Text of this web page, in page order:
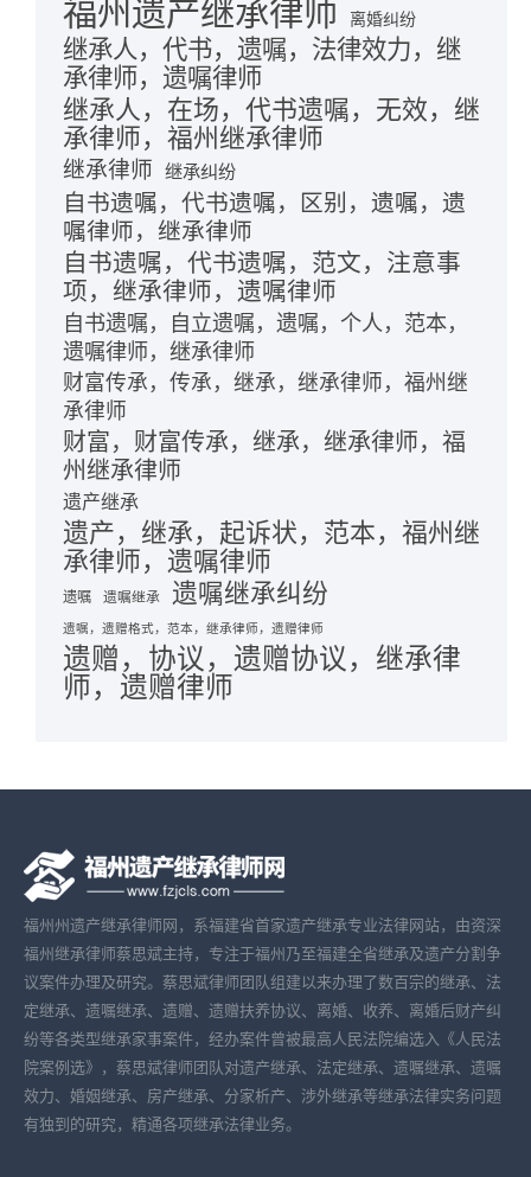
福州遗产继承律师 离婚纠纷
继承人，代书，遗嘱，法律效力，继
承律师，遗嘱律师
继承人，在场，代书遗嘱，无效，继
承律师，福州继承律师
继承律师 继承纠纷
自书遗嘱，代书遗嘱，区别，遗嘱，遗
嘱律师，继承律师
自书遗嘱，代书遗嘱，范文，注意事
项，继承律师，遗嘱律师
自书遗嘱，自立遗嘱，遗嘱，个人，范本，
遗嘱律师，继承律师
财富传承，传承，继承，继承律师，福州继
承律师
财富，财富传承，继承，继承律师，福
州继承律师
遗产继承
遗产，继承，起诉状，范本，福州继
承律师，遗嘱律师
遗嘱 遗嘱继承 遗嘱继承纠纷
遗嘱，遗赠格式，范本，继承律师，遗赠律师
遗赠，协议，遗赠协议，继承律
师，遗赠律师
福州州遗产继承律师网，系福建省首家遗产继承专业法律网站，由资深
福州继承律师蔡思斌主持，专注于福州乃至福建全省继承及遗产分割争
议案件办理及研究。蔡思斌律师团队组建以来办理了数百宗的继承、法
定继承、遗嘱继承、遗赠、遗赠扶养协议、离婚、收养、离婚后财产纠
纷等各类型继承家事案件，经办案件曾被最高人民法院编选入《人民法
院案例选》，蔡思斌律师团队对遗产继承、法定继承、遗嘱继承、遗嘱
效力、婚姻继承、房产继承、分家析产、涉外继承等继承法律实务问题
有独到的研究，精通各项继承法律业务。